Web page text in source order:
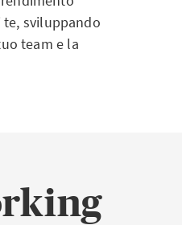
sviluppando
team e la